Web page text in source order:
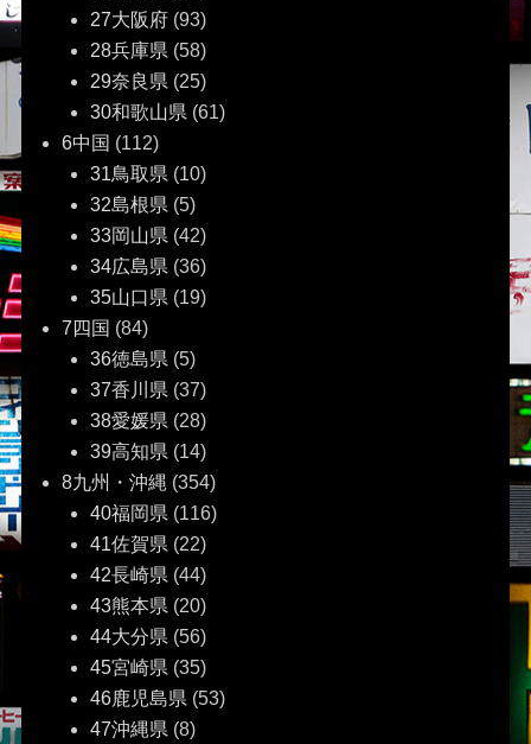
27大阪府(93)
28兵庫県 (58)
29奈良県 (25)
30和歌山県 (61)
6中国 (112)
31鳥取県 (10)
32島根県 (5)
33岡山県 (42)
34広島県 (36)
35山口県 (19)
7四国 (84)
36徳島県 (5)
37香川県 (37)
38愛媛県 (28)
39高知県 (14)
8九州・沖縄 (354)
40福岡県 (116)
41佐賀県 (22)
42長崎県 (44)
43熊本県 (20)
44大分県 (56)
45宮崎県 (35)
46鹿児島県 (53)
47沖縄県 (8)